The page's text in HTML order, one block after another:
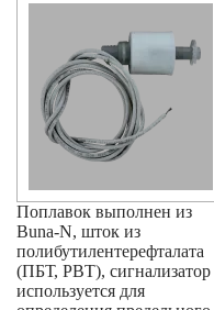
Поплавок выполнен из
Buna-N, шток из
полибутилентерефталата
(ПБТ, PBT), сигнализатор
используется для